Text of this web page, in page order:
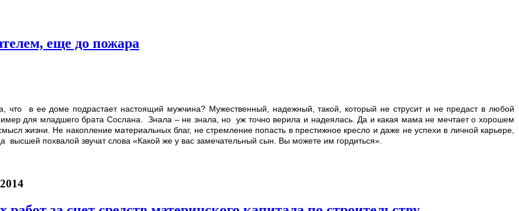
еще до пожара
что в ее доме подрастает настоящий мужчина? Мужественный, надежный, такой, который не струсит и не предаст в любой
для младшего брата Сослана. Знала – не знала, но уж точно верила и надеялась. Да и какая мама не мечтает о хорошем
жизни. Не накопление материальных благ, не стремление попасть в престижное кресло и даже не успехи в личной карьере,
похвалой звучат слова «Какой же у вас замечательный сын. Вы можете им гордиться».